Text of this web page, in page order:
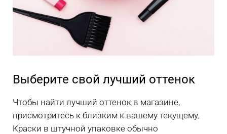
Выберите свой лучший оттенок
Чтобы найти лучший оттенок в магазине,
присмотритесь к близким к вашему текущему.
Краски в штучной упаковке обычно